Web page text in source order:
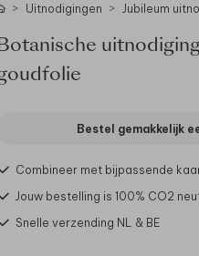
Uitnodigingen Jubileum
Bestel gemakkelijk
Combineer met bijpassende
Jouw bestelling is 100% CO2
Snelle verzending NL & BE